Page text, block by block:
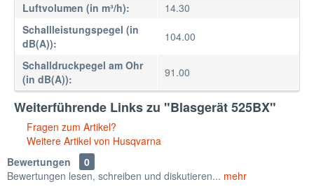
Luftvolumen (in m³/h):
14.30
Schallleistungspegel (in
dB(A)):
104.00
Schalldruckpegel am Ohr
(in dB(A)):
91.00
Weiterführende Links zu "Blasgerät 525BX"
Fragen zum Artikel?
Weitere Artikel von Husqvarna
Bewertungen
0
Bewertungen lesen, schreiben und diskutieren... mehr